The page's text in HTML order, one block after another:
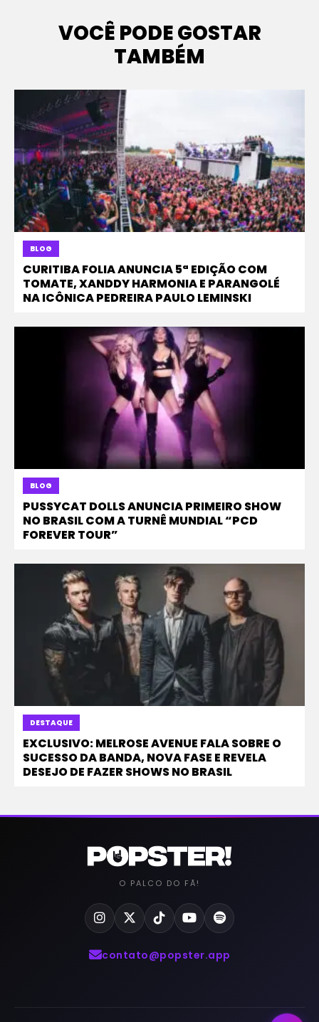
VOCÊ PODE GOSTAR
TAMBÉM
BLOG
CURITIBA FOLIA ANUNCIA 5ª EDIÇÃO COM
TOMATE, XANDDY HARMONIA E PARANGOLÉ
NA ICÔNICA PEDREIRA PAULO LEMINSKI
BLOG
PUSSYCAT DOLLS ANUNCIA PRIMEIRO SHOW
NO BRASIL COM A TURNÊ MUNDIAL “PCD
FOREVER TOUR”
DESTAQUE
EXCLUSIVO: MELROSE AVENUE FALA SOBRE O
SUCESSO DA BANDA, NOVA FASE E REVELA
DESEJO DE FAZER SHOWS NO BRASIL
O PALCO DO FÃ!
contato@popster.app